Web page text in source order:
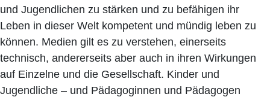
und Jugendlichen zu stärken und zu befähigen ihr
Leben in dieser Welt kompetent und mündig leben zu
können. Medien gilt es zu verstehen, einerseits
technisch, andererseits aber auch in ihren Wirkungen
auf Einzelne und die Gesellschaft. Kinder und
Jugendliche – und Pädagoginnen und Pädagogen